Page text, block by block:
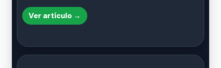
Ver artículo →